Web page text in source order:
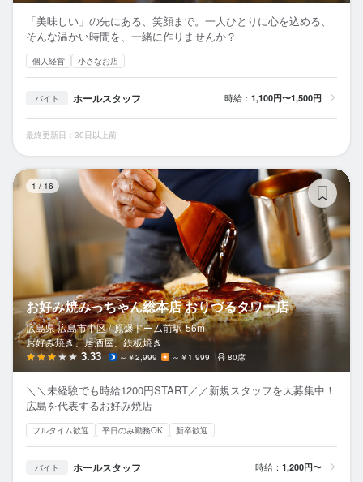
「美味しい」の先にある、笑顔まで。一人ひとりに心を込める、
そんな温かい時間を、一緒に作りませんか？
個人経営 小さなお店
バイト ホールスタッフ 時給： 1,100円〜1,500円
最終更新日：30日以上前
1 / 16
お好み焼みっちゃん総本店 おりづるタワー店
広島県 広島市中区 / 原爆ドーム前駅 56m
お好み焼き、居酒屋、鉄板焼き
3.33 ～￥2,999 ～￥1,999 80席
＼＼未経験でも時給1200円START／／新規スタッフを大募集中！
広島を代表するお好み焼店
フルタイム歓迎 平日のみ勤務OK 新卒歓迎
バイト ホールスタッフ 時給： 1,200円〜